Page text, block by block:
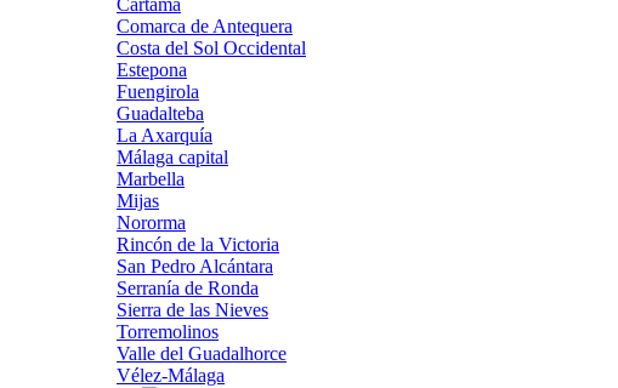
Cártama
Comarca de Antequera
Costa del Sol Occidental
Estepona
Fuengirola
Guadalteba
La Axarquía
Málaga capital
Marbella
Mijas
Nororma
Rincón de la Victoria
San Pedro Alcántara
Serranía de Ronda
Sierra de las Nieves
Torremolinos
Valle del Guadalhorce
Vélez-Málaga